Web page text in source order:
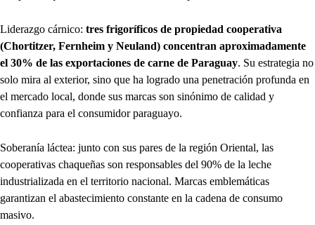
Liderazgo cárnico: tres frigoríficos de propiedad cooperativa
(Chortitzer, Fernheim y Neuland) concentran aproximadamente
el 30% de las exportaciones de carne de Paraguay. Su estrategia no
solo mira al exterior, sino que ha logrado una penetración profunda en
el mercado local, donde sus marcas son sinónimo de calidad y
confianza para el consumidor paraguayo.
Soberanía láctea: junto con sus pares de la región Oriental, las
cooperativas chaqueñas son responsables del 90% de la leche
industrializada en el territorio nacional. Marcas emblemáticas
garantizan el abastecimiento constante en la cadena de consumo
masivo.